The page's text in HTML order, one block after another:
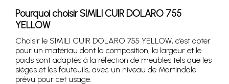
Pourquoi choisir SIMILI CUIR DOLARO 755
YELLOW
Choisir le SIMILI CUIR DOLARO 755 YELLOW, c’est opter
pour un matériau dont la composition, la largeur et le
poids sont adaptés à la réfection de meubles tels que les
sièges et les fauteuils, avec un niveau de Martindale
prévu pour cet usage.